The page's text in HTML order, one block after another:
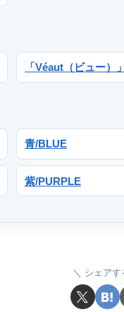
「Véaut（ビュー）
青/BLUE
紫/PURPLE
シェアす